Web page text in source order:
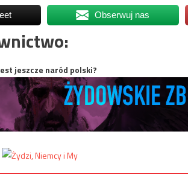
Obserwuj nas
jeszcze naród polski?